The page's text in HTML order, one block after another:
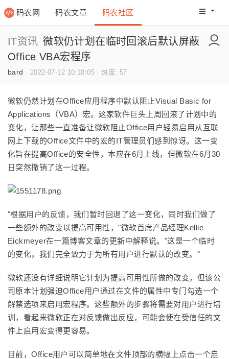
码农网 码农文章 码农社区 码农网
IT资讯 微软仍计划在临时回滚后默认屏蔽
Office VBA宏程序
bard · 2022-07-12 10:10:05 · 热度: 57
微软仍然计划在Office应用程序中默认阻止Visual Basic for
Applications（VBA）宏。这家软件巨头上周回滚了计划中的
变化，让那些一直准备让微软阻止Office用户轻易启用从互联
网上下载的Office文件中的宏的IT管理员们感到惊讶。这一变
化旨在提高Office的安全性，本应在6月上线，但微软在6月30
日突然撤销了这一过程。
"根据用户的反馈，我们暂时回退了这一变化，同时我们做了
一些额外的改变以提高可用性，"微软首席产品经理Kellie
Eickmeyer在一篇博客文章的更新中解释说。"这是一个临时
的变化，我们完全致力于为所有用户进行默认的改变。"
微软还没有详细说明它计划为提高可用性所做的改变，但该公
司原本计划强迫Office用户通过在文件的属性中专门勾选一个
解禁选项来启用宏程序。这些额外的步骤将需要对用户进行培
训，看起来微软正在对反馈做出反应，可能会使在受信任的文
件上启用宏变得更容易。
目前，Office用户可以简单地在文件顶部的横幅上点击一个启